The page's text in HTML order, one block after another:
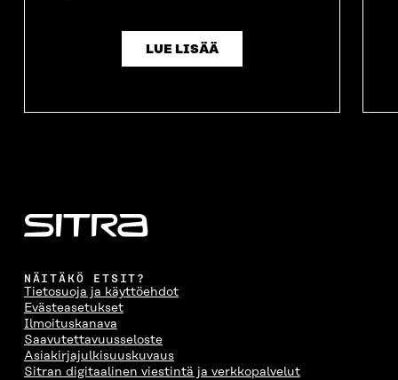
LUE LISÄÄ
NÄITÄKÖ ETSIT?
Tietosuoja ja käyttöehdot
Evästeasetukset
Ilmoituskanava
Saavutettavuusseloste
Asiakirjajulkisuuskuvaus
Sitran digitaalinen viestintä ja verkkopalvelut